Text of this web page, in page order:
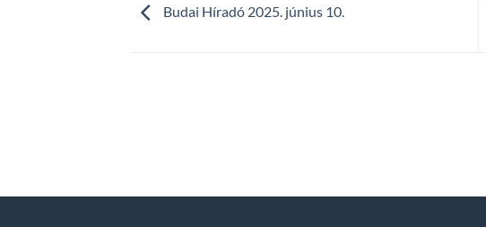
Budai Híradó 2025. június 10.